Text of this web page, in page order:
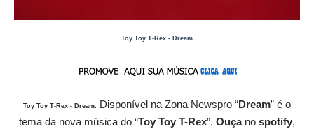
Toy Toy T-Rex - Dream
Toy Toy T-Rex - Dream. Disponível na Zona Newspro “Dream” é o
tema da nova música do “Toy Toy T-Rex”. Ouçano spotify,